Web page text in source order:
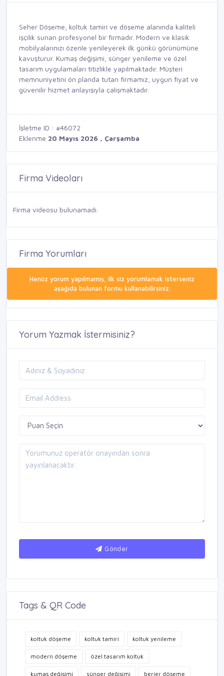
Seher Döşeme, koltuk tamiri ve döşeme alanında kaliteli
işçilik sunan profesyonel bir firmadır. Modern ve klasik
mobilyalarınızı özenle yenileyerek ilk günkü görünümüne
kavuşturur. Kumaş değişimi, sünger yenileme ve özel
tasarım uygulamaları titizlikle yapılmaktadır. Müşteri
memnuniyetini ön planda tutan firmamız, uygun fiyat ve
güvenilir hizmet anlayışıyla çalışmaktadır.
İşletme ID : #46072
Eklenme 20 Mayıs 2026 , Çarşamba
Firma Videoları
Firma videosu bulunamadı.
Firma Yorumları
Henüz yorum yapılmamış, ilk siz yorumlamak isterseniz
aşağıda bulunan formu kullanabilirsiniz.
Yorum Yazmak İstermisiniz?
Gönder
Tags & QR Code
koltuk döşeme koltuk tamiri koltuk yenileme
modern döşeme özel tasarım koltuk
kumaş değişimi sünger değişimi berjer döşeme